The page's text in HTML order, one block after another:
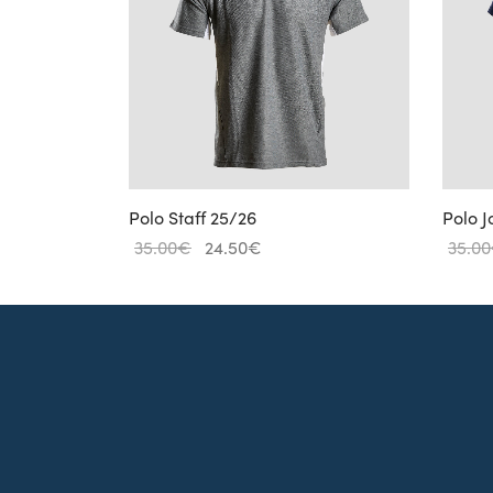
Polo Staff 25/26
35.00€ Original
was:
24.50€
24.50€.
Polo
35.00